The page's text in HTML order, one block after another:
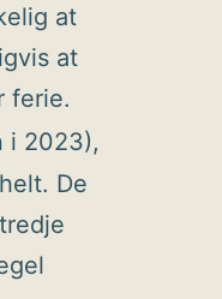
at
at
ferie.
i 2023),
De